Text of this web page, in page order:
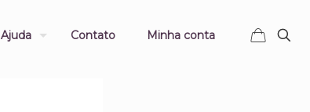
Ajuda Contato Minha conta